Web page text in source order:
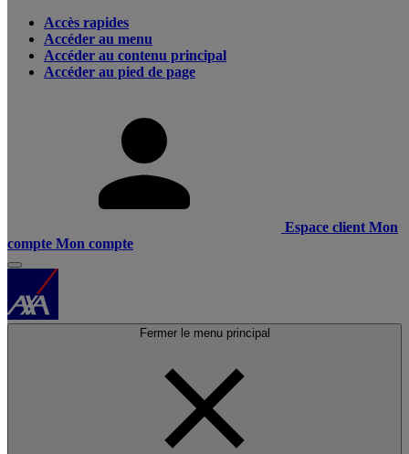
Accès rapides
Accéder au menu
Accéder au contenu principal
Accéder au pied de page
Espace client Mon
compte Mon compte
Fermer le menu principal